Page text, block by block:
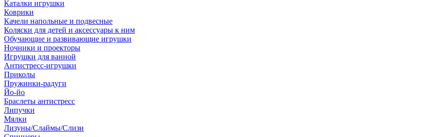
Каталки игрушки
Коврики
Качели напольные и подвесные
Коляски для детей и аксессуары к ним
Обучающие и развивающие игрушки
Ночники и проекторы
Игрушки для ванной
Антистресс-игрушки
Приколы
Пружинки-радуги
Йо-йо
Браслеты антистресс
Липучки
Мялки
Лизуны/Слаймы/Слизи